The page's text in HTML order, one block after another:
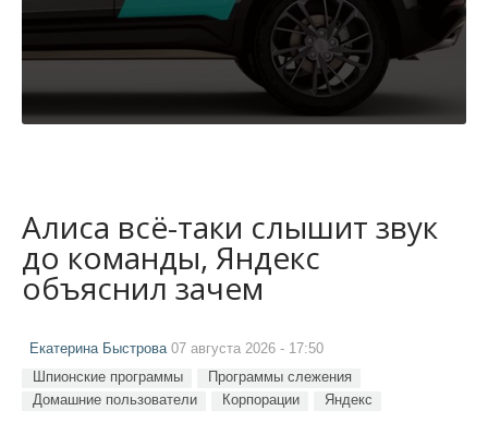
Алиса всё-таки слышит звук
до команды, Яндекс
объяснил зачем
Екатерина Быстрова07 августа 2026 - 17:50
Шпионские программы
Программы слежения
Домашние пользователи
Корпорации Яндекс